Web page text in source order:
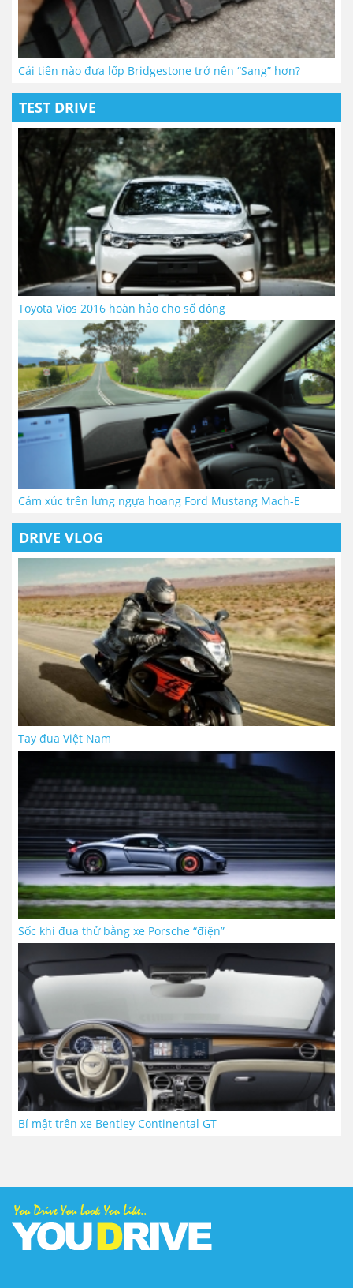
Cải tiến nào đưa lốp Bridgestone trở nên “Sang” hơn?
TEST DRIVE
Toyota Vios 2016 hoàn hảo cho số đông
Cảm xúc trên lưng ngựa hoang Ford Mustang Mach-E
DRIVE VLOG
Tay đua Việt Nam
Sốc khi đua thử bằng xe Porsche “điện”
Bí mật trên xe Bentley Continental GT